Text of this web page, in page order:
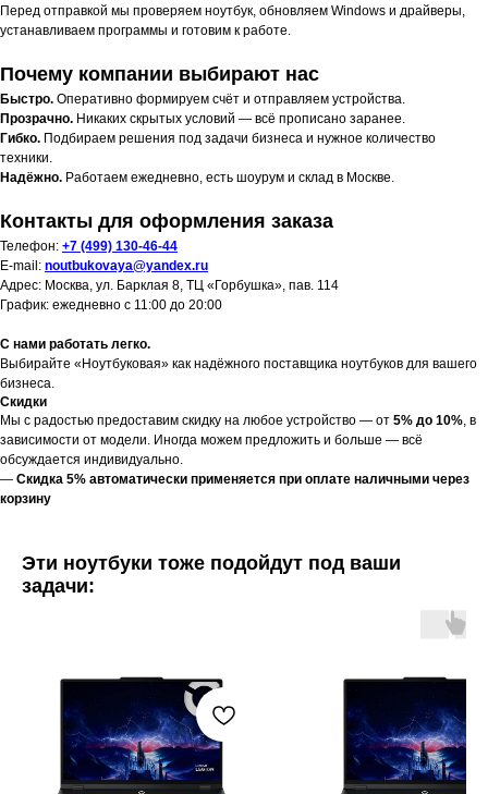
Перед отправкой мы проверяем ноутбук, обновляем Windows и драйверы,
устанавливаем программы и готовим к работе.
Почему компании выбирают нас
Быстро. Оперативно формируем счёт и отправляем устройства.
Прозрачно. Никаких скрытых условий — всё прописано заранее.
Гибко. Подбираем решения под задачи бизнеса и нужное количество
техники.
Надёжно. Работаем ежедневно, есть шоурум и склад в Москве.
Контакты для оформления заказа
Телефон: +7 (499) 130-46-44
E-mail: noutbukovaya@yandex.ru
Адрес: Москва, ул. Барклая 8, ТЦ «Горбушка», пав. 114
График: ежедневно с 11:00 до 20:00
С нами работать легко.
Выбирайте «Ноутбуковая» как надёжного поставщика ноутбуков для вашего
бизнеса.
Скидки
Мы с радостью предоставим скидку на любое устройство — от 5% до 10%, в
зависимости от модели. Иногда можем предложить и больше — всё
обсуждается индивидуально.
— Скидка 5% автоматически применяется при оплате наличными через
корзину
Эти ноутбуки тоже подойдут под ваши
задачи: